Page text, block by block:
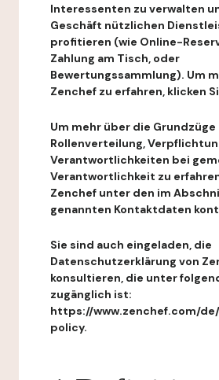
Interessenten zu verwalten
Geschäft nützlichen
profitieren (wie Online-
Zahlung am Tisch, oder
Bewertungssammlung). Um
Zenchef zu erfahren, klicken
Um mehr über die Grundzüge
Rollenverteilung,
Verantwortlichkeiten bei
Verantwortlichkeit zu
Zenchef unter den im
genannten Kontaktdaten
Sie sind auch eingeladen, die
Datenschutzerklärung von
konsultieren, die unter
zugänglich ist:
https://www.zenchef.com/
policy.